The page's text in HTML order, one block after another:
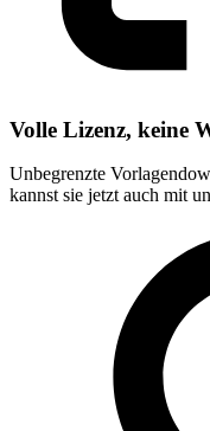
Volle Lizenz, keine
Unbegrenzte
kannst sie jetzt auch mit